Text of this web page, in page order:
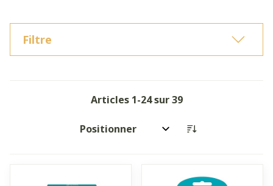
Filtre
Articles 1-24sur39
Trier par: